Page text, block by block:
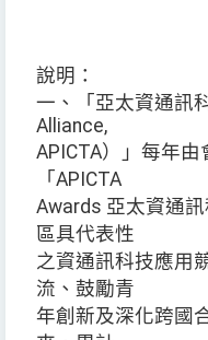
說明：
一、「亞太資通訊
Alliance,
APICTA）」每年
「APICTA
Awards 亞太資通
區具代表性
之資通訊科技應用
流、鼓勵青
年創新及深化跨國